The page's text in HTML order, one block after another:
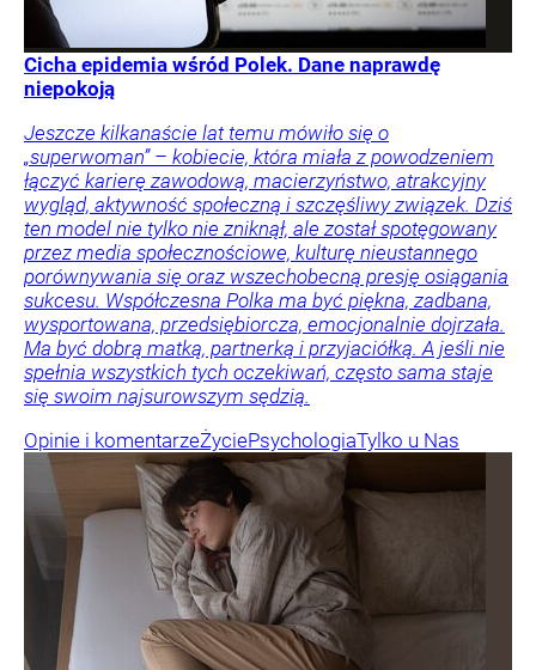
Cicha epidemia wśród Polek. Dane naprawdę
niepokoją
Jeszcze kilkanaście lat temu mówiło się o
„superwoman” – kobiecie, która miała z powodzeniem
łączyć karierę zawodową, macierzyństwo, atrakcyjny
wygląd, aktywność społeczną i szczęśliwy związek. Dziś
ten model nie tylko nie zniknął, ale został spotęgowany
przez media społecznościowe, kulturę nieustannego
porównywania się oraz wszechobecną presję osiągania
sukcesu. Współczesna Polka ma być piękna, zadbana,
wysportowana, przedsiębiorcza, emocjonalnie dojrzała.
Ma być dobrą matką, partnerką i przyjaciółką. A jeśli nie
spełnia wszystkich tych oczekiwań, często sama staje
się swoim najsurowszym sędzią.
Opinie i komentarzeŻyciePsychologiaTylko u Nas